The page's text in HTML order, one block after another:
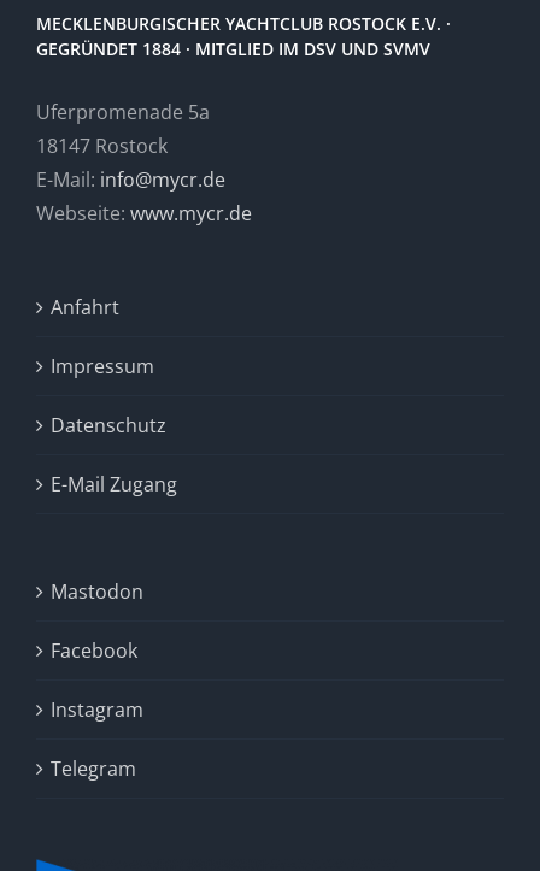
MECKLENBURGISCHER YACHTCLUB ROSTOCK E.V. ·
GEGRÜNDET 1884 · MITGLIED IM DSV UND SVMV
Uferpromenade 5a
18147 Rostock
E-Mail: info@mycr.de
Webseite: www.mycr.de
Anfahrt
Impressum
Datenschutz
E-Mail Zugang
Mastodon
Facebook
Instagram
Telegram